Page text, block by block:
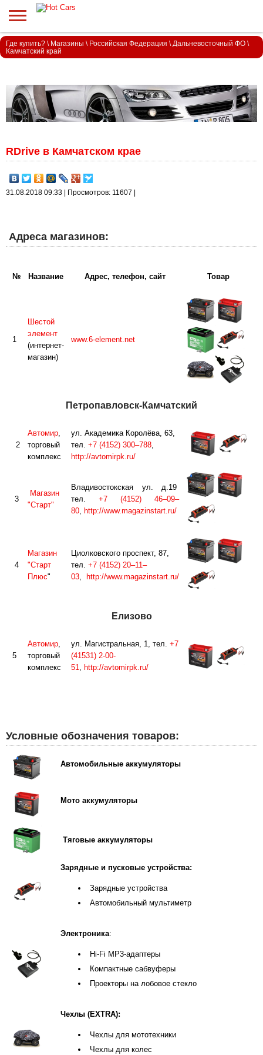
Где купить? \ Магазины \ Российская Федерация \ Дальневосточный ФО \
Камчатский край
RDrive в Камчатском крае
31.08.2018 09:33 | Просмотров: 11607 |
Адреса магазинов:
№ Название Адрес, телефон, сайт Товар
1
Шестой
элемент
(интернет-
магазин)
www.6-element.net
Петропавловск-Камчатский
2
Автомир
торговый
комплекс
ул. Академика Королёва, 63,
тел. +7 (4152) 300–788
http://avtomirpk.ru/
3
Магазин
"Старт"
Владивостокская ул. д.19
тел. +7 (4152) 46–09–
80
http://www.magazinstart.ru/
4
Магазин
"Старт
Плюс"
Циолковского проспект, 87,
тел. +7 (4152) 20–11–
03
http://www.magazinstart.ru/
Елизово
5
Автомир
торговый
комплекс
ул. Магистральная, 1, тел. +7
(41531) 2-00-
51
http://avtomirpk.ru/
Условные обозначения товаров:
Автомобильные аккумуляторы
Мото аккумуляторы
Тяговые аккумуляторы
Зарядные и пусковые устройства:
Зарядные устройства
Автомобильный мультиметр
Электроника:
Hi-Fi MP3-адаптеры
Компактные сабвуферы
Проекторы на лобовое стекло
Чехлы (EXTRA):
Чехлы для мототехники
Чехлы для колес